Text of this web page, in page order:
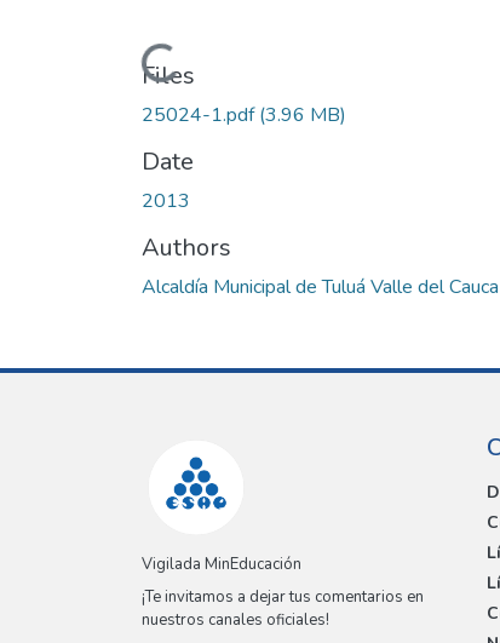
Loading...
Files
25024-1.pdf(3.96 MB)
Date
2013
Authors
Alcaldía Municipal de Tuluá Valle del Cauca
Vigilada MinEducación
¡Te invitamos a dejar tus comentarios en
nuestros canales oficiales!